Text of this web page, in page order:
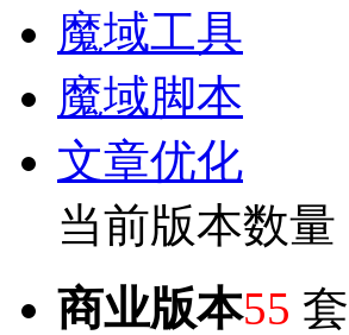
魔域工具
魔域脚本
文章优化
当前版本数量
商业版本55 套